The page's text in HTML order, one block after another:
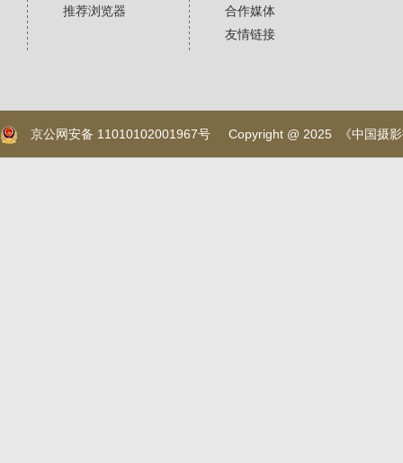
推荐浏览器
合作媒体
友情链接
京公网安备 11010102001967号 Copyright @ 2025 《中国摄